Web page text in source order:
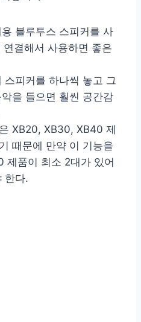
블루투스 스피커를 사
결해서 사용하면 좋은
피커를 하나씩 놓고 그
을 들으면 훨씬 공간감
XB20, XB30, XB40 제
때문에 만약 이 기능을
품이 최소 2대가 있어
한다.